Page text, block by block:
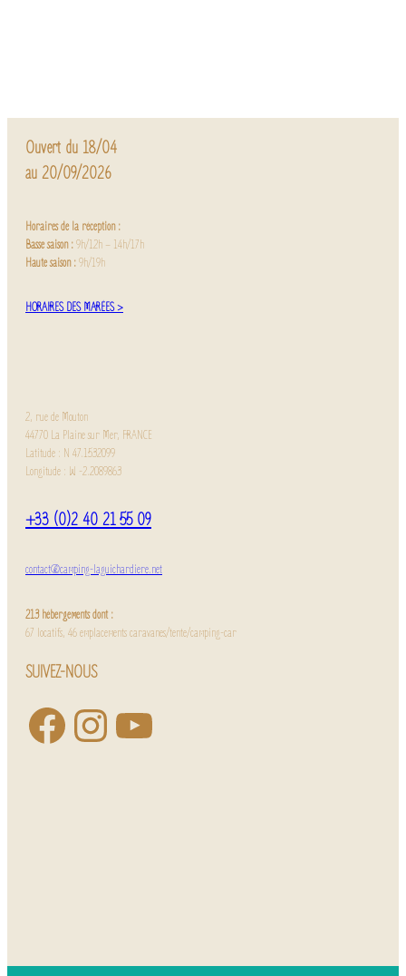
Ouvert du 18/04
au 20/09/2026
Horaires de la réception :
Basse saison :9h/12h – 14h/17h
Haute saison :9h/19h
HORAIRES DES MARÉES >
2, rue de Mouton
44770 La Plaine sur Mer, FRANCE
Latitude : N 47.1532099
Longitude : W -2.2089863
+33 (0)2 40 21 55 09
contact@camping-laguichardiere.net
213 hébergements dont :
67 locatifs, 46 emplacements caravanes/tente/camping-car
SUIVEZ-NOUS